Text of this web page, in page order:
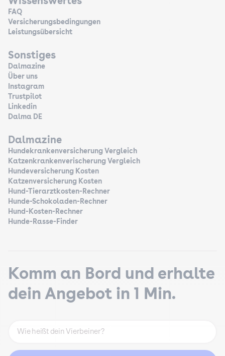
FAQ
Versicherungsbedingungen
Leistungsübersicht
Sonstiges
Dalmazine
Über uns
Instagram
Trustpilot
Linkedin
Dalma DE
Dalmazine
Hundekrankenversicherung Vergleich
Katzenkrankenverischerung Vergleich
Hundeversicherung Kosten
Katzenversicherung Kosten
Hund-Tierarztkosten-Rechner
Hunde-Schokoladen-Rechner
Hund-Kosten-Rechner
Hunde-Rasse-Finder
Komm an Bord und erhalte
dein Angebot in 1 Min.